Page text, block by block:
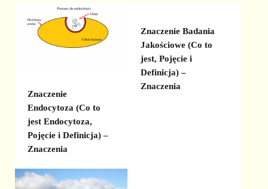
Znaczenie
Endocytoza (Co to
jest Endocytoza,
Pojęcie i Definicja) –
Znaczenia
Znaczenie Badania
Jakościowe (Co to
jest, Pojęcie i
Definicja) –
Znaczenia